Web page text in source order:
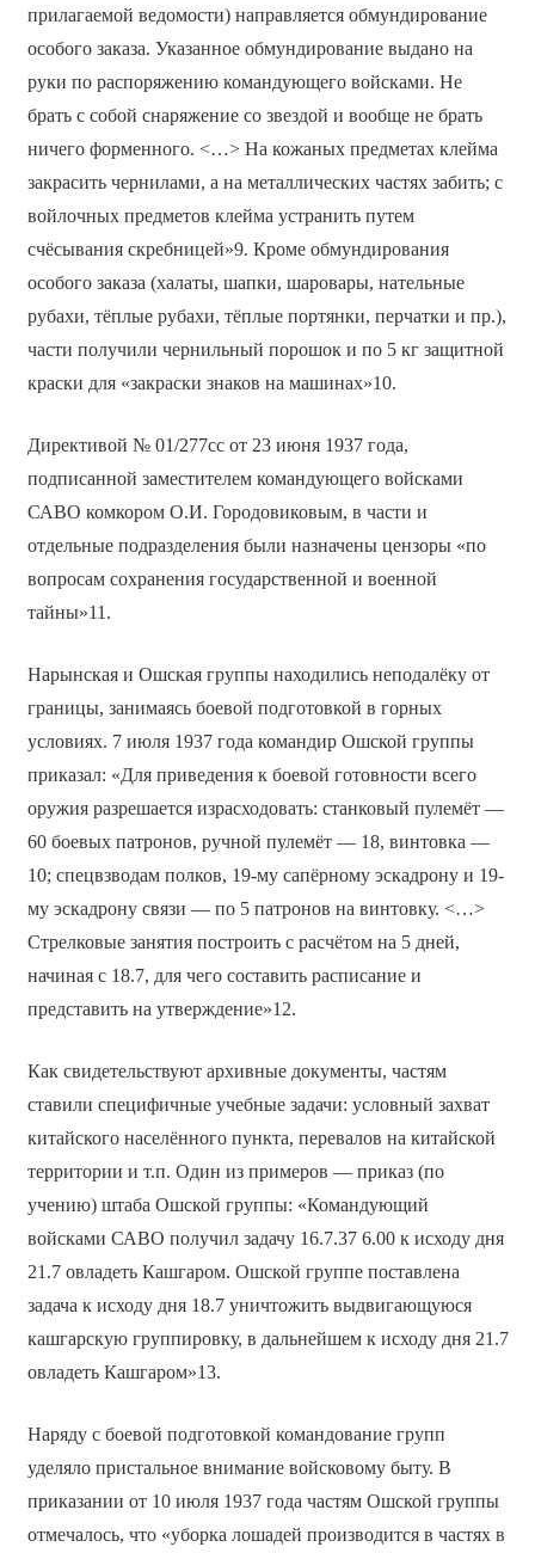
прилагаемой ведомости) направляется обмундирование
особого заказа. Указанное обмундирование выдано на
руки по распоряжению командующего войсками. Не
брать с собой снаряжение со звездой и вообще не брать
ничего форменного. <…> На кожаных предметах клейма
закрасить чернилами, а на металлических частях забить; с
войлочных предметов клейма устранить путем
счёсывания скребницей»9. Кроме обмундирования
особого заказа (халаты, шапки, шаровары, нательные
рубахи, тёплые рубахи, тёплые портянки, перчатки и пр.),
части получили чернильный порошок и по 5 кг защитной
краски для «закраски знаков на машинах»10.
Директивой № 01/277сс от 23 июня 1937 года,
подписанной заместителем командующего войсками
САВО комкором О.И. Городовиковым, в части и
отдельные подразделения были назначены цензоры «по
вопросам сохранения государственной и военной
тайны»11.
Нарынская и Ошская группы находились неподалёку от
границы, занимаясь боевой подготовкой в горных
условиях. 7 июля 1937 года командир Ошской группы
приказал: «Для приведения к боевой готовности всего
оружия разрешается израсходовать: станковый пулемёт —
60 боевых патронов, ручной пулемёт — 18, винтовка —
10; спецвзводам полков, 19-му сапёрному эскадрону и 19-
му эскадрону связи — по 5 патронов на винтовку. <…>
Стрелковые занятия построить с расчётом на 5 дней,
начиная с 18.7, для чего составить расписание и
представить на утверждение»12.
Как свидетельствуют архивные документы, частям
ставили специфичные учебные задачи: условный захват
китайского населённого пункта, перевалов на китайской
территории и т.п. Один из примеров — приказ (по
учению) штаба Ошской группы: «Командующий
войсками САВО получил задачу 16.7.37 6.00 к исходу дня
21.7 овладеть Кашгаром. Ошской группе поставлена
задача к исходу дня 18.7 уничтожить выдвигающуюся
кашгарскую группировку, в дальнейшем к исходу дня 21.7
овладеть Кашгаром»13.
Наряду с боевой подготовкой командование групп
уделяло пристальное внимание войсковому быту. В
приказании от 10 июля 1937 года частям Ошской группы
отмечалось, что «уборка лошадей производится в частях в